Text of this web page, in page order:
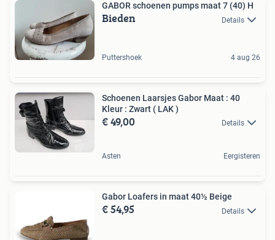
GABOR schoenen pumps maat 7 (40) H
Bieden Details
Puttershoek 4 aug 26
Schoenen Laarsjes Gabor Maat : 40
Kleur : Zwart ( LAK )
€ 49,00 Details
Asten Eergisteren
Gabor Loafers in maat 40½ Beige
€ 54,95 Details